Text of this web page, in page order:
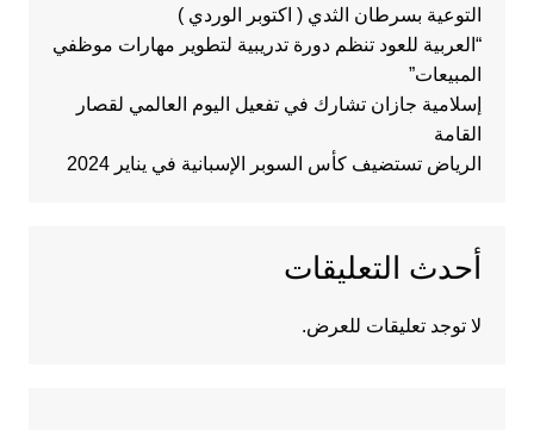
التوعية بسرطان الثدي ( اكتوبر الوردي )
“العربية للعود تنظم دورة تدريبية لتطوير مهارات موظفي
المبيعات”
إسلامية جازان تشارك في تفعيل اليوم العالمي لقصار
القامة
الرياض تستضيف كأس السوبر الإسبانية في يناير 2024
أحدث التعليقات
لا توجد تعليقات للعرض.